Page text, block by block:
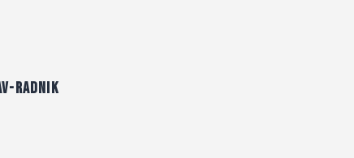
Radnik